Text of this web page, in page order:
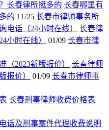
长春哪里有
的 11/25 长春市律师事务所
长春律
小时在线）
01/09 长春市律
长春律师
报价）
01/09 长春市律师事
长春刑事律师收费价格表